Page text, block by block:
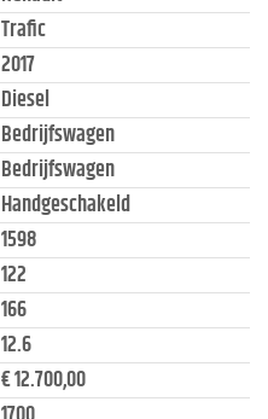
Trafic
2017
Diesel
Bedrijfswagen
Bedrijfswagen
Handgeschakeld
1598
122
166
12.6
€ 12.700,00